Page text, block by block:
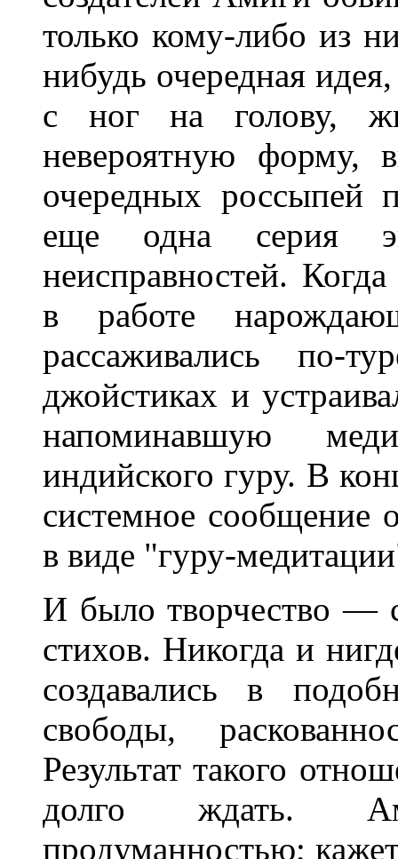
только кому-либо из
нибудь очередная
с ног на голову,
невероятную форму,
очередных россыпей
еще одна серия
неисправностей.
в работе
рассаживались по-
джойстиках и
напоминавшую
индийского гуру. В
системное сообщение
в виде "гуру-
И было творчество —
стихов. Никогда и
создавались в
свободы,
Результат такого
долго ждать.
продуманностью;